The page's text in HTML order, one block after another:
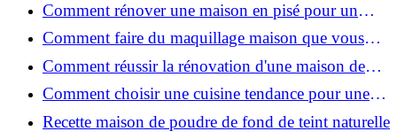
Comment rénover une maison en pisé pour un
habitat sain et performant ?
Comment faire du maquillage maison que vous
utiliserez vraiment ?
Comment réussir la rénovation d'une maison de
ville en 2026 ?
Comment choisir une cuisine tendance pour une
rénovation en 2026 ?
Recette maison de poudre de fond de teint naturelle